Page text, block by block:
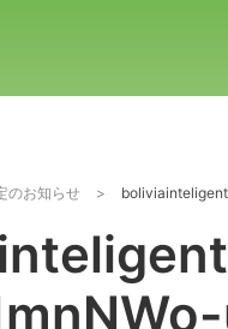
のお知らせ >